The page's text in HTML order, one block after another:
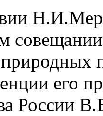
его
России